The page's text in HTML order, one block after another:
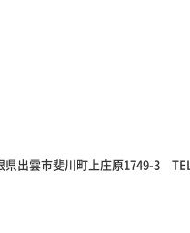
県出雲市斐川町上庄原1749-3